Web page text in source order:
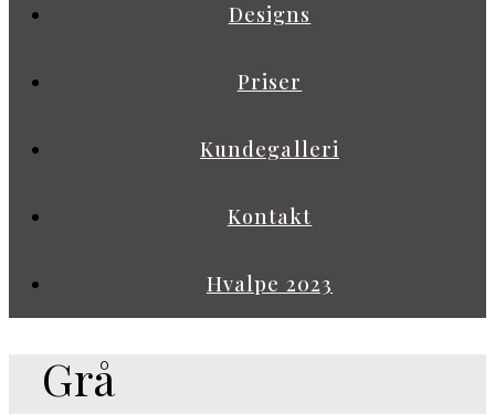
Designs
Priser
Kundegalleri
Kontakt
Hvalpe 2023
Grå